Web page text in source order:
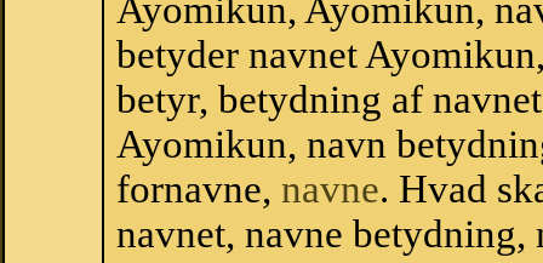
Ayomikun, Ayomikun,
betyder navnet
betyr, betydning af
Ayomikun, navn
fornavne, navne. Hvad
navnet, navne